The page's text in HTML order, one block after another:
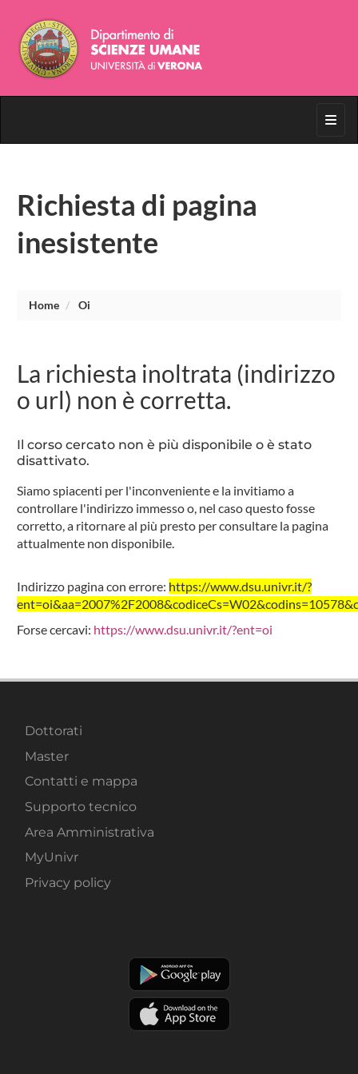
Richiesta di pagina
inesistente
Home Oi
La richiesta inoltrata (indirizzo
o url) non è corretta.
Il corso cercato non è più disponibile o è stato
disattivato.
Siamo spiacenti per l'inconveniente e la invitiamo a
controllare l'indirizzo immesso o, nel caso questo fosse
corretto, a ritornare al più presto per consultare la pagina
attualmente non disponibile.
Indirizzo pagina con errore: https://www.dsu.univr.it/?
Forse cercavi: https://www.dsu.univr.it/?ent=oi
Dottorati
Master
Contatti e mappa
Supporto tecnico
Area Amministrativa
MyUnivr
Privacy policy